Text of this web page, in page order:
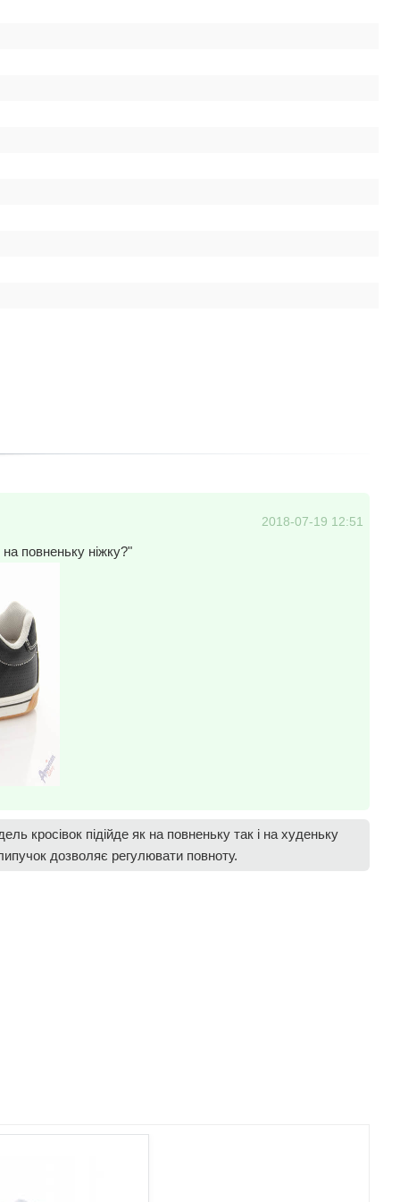
2018-07-19 12:51
повненьку ніжку?"
кросівок підійде як на повненьку так і на худеньку
дозволяє регулювати повноту.